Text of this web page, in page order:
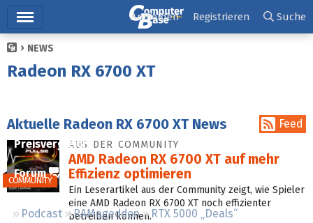
Ticker
Downloads
Preisvergleich
Forum
Podcast RAMageddon
RTX 5000 „Deals“
Anmelden Registrieren Suche
NEWS
Radeon RX 6700 XT
Aktuelle Radeon RX 6700 XT News Feed
COMMUNITY
AUS DER COMMUNITY
AMD Radeon RX 6700 XT auf mehr
Effizienz optimieren
Ein Leserartikel aus der Community zeigt, wie Spieler
eine AMD Radeon RX 6700 XT noch effizienter
betreiben können.